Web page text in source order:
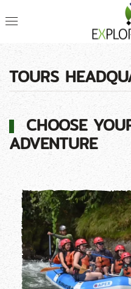
TOURS
CHOOSE
ADVENTURE